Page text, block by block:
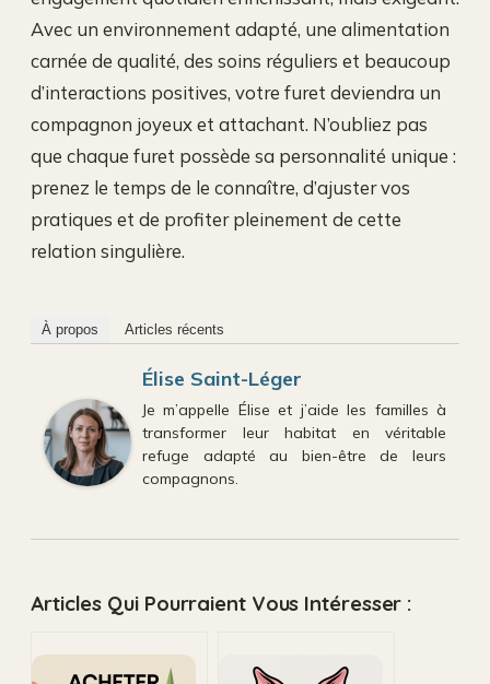
Avec un environnement adapté, une alimentation
carnée de qualité, des soins réguliers et beaucoup
d’interactions positives, votre furet deviendra un
compagnon joyeux et attachant. N’oubliez pas
que chaque furet possède sa personnalité unique :
prenez le temps de le connaître, d’ajuster vos
pratiques et de profiter pleinement de cette
relation singulière.
À propos Articles récents
Élise Saint-Léger
Je m’appelle Élise et j’aide les familles à
transformer leur habitat en véritable
refuge adapté au bien-être de leurs
compagnons.
Articles Qui Pourraient Vous Intéresser :